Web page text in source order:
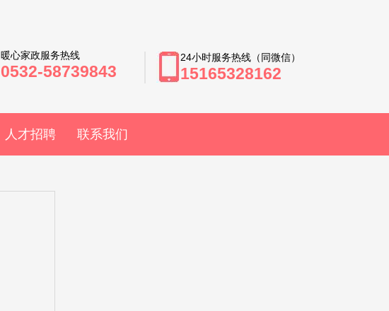
暖心家政服务热线
0532-58739843
24小时服务热线（同微信）
15165328162
人才招聘 联系我们